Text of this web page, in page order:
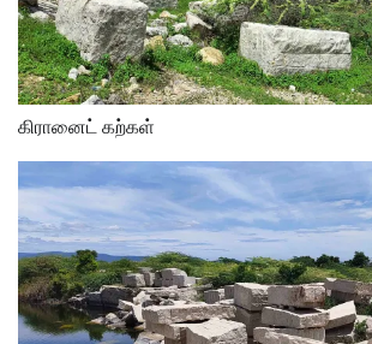
கிரானைட் கற்கள்